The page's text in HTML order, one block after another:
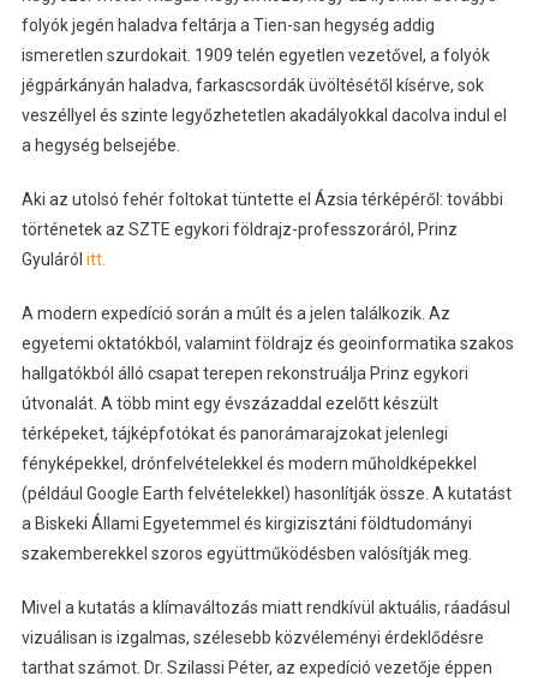
folyók jegén haladva feltárja a Tien-san hegység addig
ismeretlen szurdokait. 1909 telén egyetlen vezetővel, a folyók
jégpárkányán haladva, farkascsordák üvöltésétől kísérve, sok
veszéllyel és szinte legyőzhetetlen akadályokkal dacolva indul el
a hegység belsejébe.
Aki az utolsó fehér foltokat tüntette el Ázsia térképéről: további
történetek az SZTE egykori földrajz-professzoráról, Prinz
Gyuláról itt.
A modern expedíció során a múlt és a jelen találkozik. Az
egyetemi oktatókból, valamint földrajz és geoinformatika szakos
hallgatókból álló csapat terepen rekonstruálja Prinz egykori
útvonalát. A több mint egy évszázaddal ezelőtt készült
térképeket, tájképfotókat és panorámarajzokat jelenlegi
fényképekkel, drónfelvételekkel és modern műholdképekkel
(például Google Earth felvételekkel) hasonlítják össze. A kutatást
a Biskeki Állami Egyetemmel és kirgizisztáni földtudományi
szakemberekkel szoros együttműködésben valósítják meg.
Mivel a kutatás a klímaváltozás miatt rendkívül aktuális, ráadásul
vizuálisan is izgalmas, szélesebb közvéleményi érdeklődésre
tarthat számot. Dr. Szilassi Péter, az expedíció vezetője éppen